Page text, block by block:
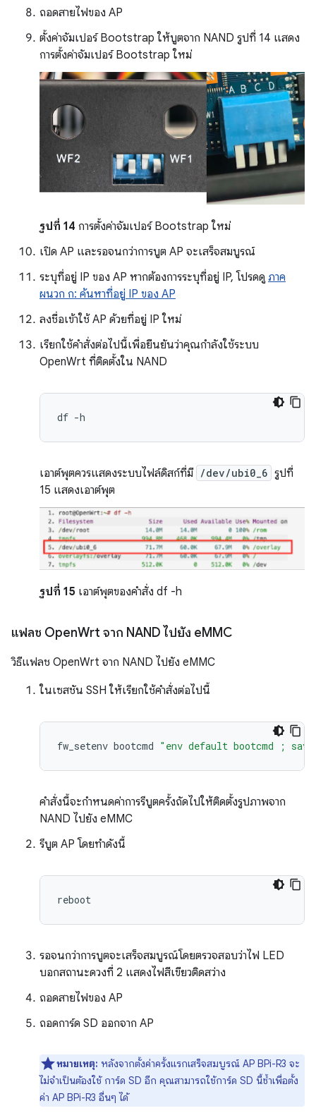
ถอดสายไฟของ AP
ตั้งค่าจัมเปอร์ Bootstrap ให้บูตจาก NAND รูปที่ 14 แสดง
การตั้งค่าจัมเปอร์ Bootstrap ใหม่
รูปที่ 14 การตั้งค่าจัมเปอร์ Bootstrap ใหม่
เปิด AP และรอจนกว่าการบูต AP จะเสร็จสมบูรณ์
ระบุที่อยู่ IP ของ AP หากต้องการระบุที่อยู่ IP, โปรดดู ภาค
ผนวก ก: ค้นหาที่อยู่ IP ของ AP
ลงชื่อเข้าใช้ AP ด้วยที่อยู่ IP ใหม่
เรียกใช้คำสั่งต่อไปนี้เพื่อยืนยันว่าคุณกำลังใช้ระบบ
OpenWrt ที่ติดตั้งใน NAND
df
เอาต์พุตควรแสดงระบบไฟล์ดิสก์ที่มี /dev/ubi0_6 รูปที่
15 แสดงเอาต์พุต
รูปที่ 15 เอาต์พุตของคำสั่ง df -h
แฟลช OpenWrt จาก NAND ไปยัง eMMC
วิธีแฟลช OpenWrt จาก NAND ไปยัง eMMC
ในเซสชัน SSH ให้เรียกใช้คำสั่งต่อไปนี้
fw_setenv bootcmd "env default bootcmd ;
คำสั่งนี้จะกำหนดค่าการรีบูตครั้งถัดไปให้ติดตั้งรูปภาพจาก
NAND ไปยัง eMMC
รีบูต AP โดยทำดังนี้
รอจนกว่าการบูตจะเสร็จสมบูรณ์โดยตรวจสอบว่าไฟ LED
บอกสถานะดวงที่ 2 แสดงไฟสีเขียวติดสว่าง
ถอดสายไฟของ AP
ถอดการ์ด SD ออกจาก AP
หมายเหตุ: หลังจากตั้งค่าครั้งแรกเสร็จสมบูรณ์ AP BPi-R3 จะ
ไม่จำเป็นต้องใช้ การ์ด SD อีก คุณสามารถใช้การ์ด SD นี้ซ้ำเพื่อตั้ง
ค่า AP BPi-R3 อื่นๆ ได้